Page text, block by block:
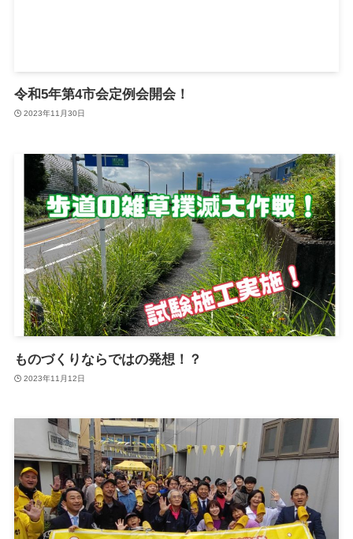
令和5年第4市会定例会開会！
2023年11月30日
ものづくりならではの発想！？
2023年11月12日